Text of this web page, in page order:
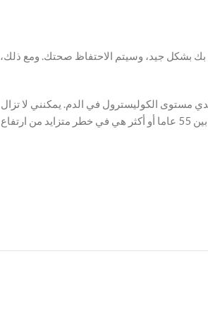
بك بشكل جيد، وسيتم الاحتفاظ صحتك. ومع ذلك،
مستوى الكوليسترول في الدم. يمكنني لا تزال
تستهلك موناسكوس؟ إفنثوو كنت في صحة جيدة، قد يصابون بارتفاع الكولسترول (رجال تتراوح أعمارهم بين 45 عاما أو أكثر والنساء الذين تتراوح أعمارهم بين 55 عاما أو أكثر هي في خطر متزايد من ارتفاع